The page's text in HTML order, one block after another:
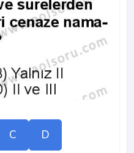
C D